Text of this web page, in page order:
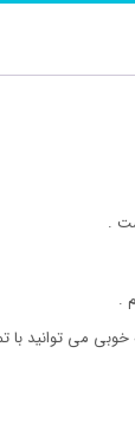
.
.
خوبی می